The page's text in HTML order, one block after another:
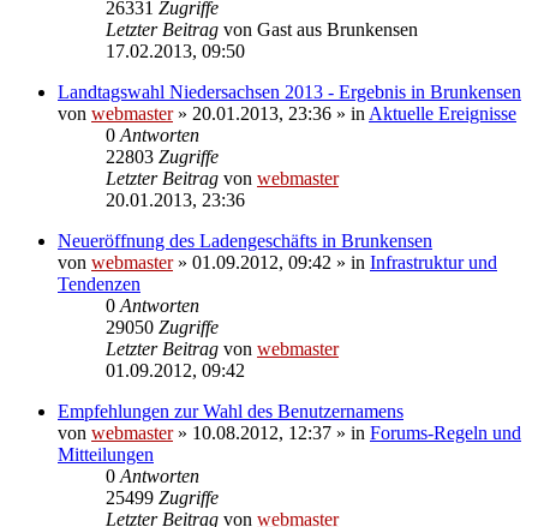
26331 Zugriffe
Letzter Beitrag von Gast aus Brunkensen
17.02.2013, 09:50
Landtagswahl Niedersachsen 2013 - Ergebnis in Brunkensen
von webmaster» 20.01.2013, 23:36 » in Aktuelle Ereignisse
0 Antworten
22803 Zugriffe
Letzter Beitrag von webmaster
20.01.2013, 23:36
Neueröffnung des Ladengeschäfts in Brunkensen
von webmaster» 01.09.2012, 09:42 » in Infrastruktur und
Tendenzen
0 Antworten
29050 Zugriffe
Letzter Beitrag von webmaster
01.09.2012, 09:42
Empfehlungen zur Wahl des Benutzernamens
von webmaster» 10.08.2012, 12:37 » in Forums-Regeln und
Mitteilungen
0 Antworten
25499 Zugriffe
Letzter Beitrag von webmaster